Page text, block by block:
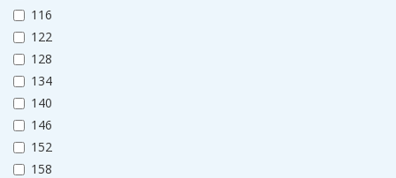
116
122
128
134
140
146
152
158